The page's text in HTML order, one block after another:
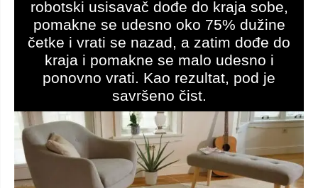
robotski usisavač dođe do kraja sobe,
pomakne se udesno oko 75% dužine
četke i vrati se nazad, a zatim dođe do
kraja i pomakne se malo udesno i
ponovno vrati. Kao rezultat, pod je
savršeno čist.